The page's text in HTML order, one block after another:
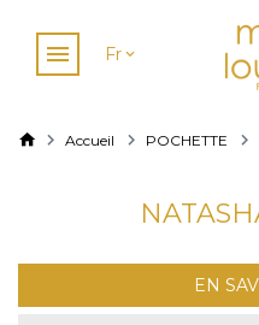
Fr
Accueil POCHETTE
EN